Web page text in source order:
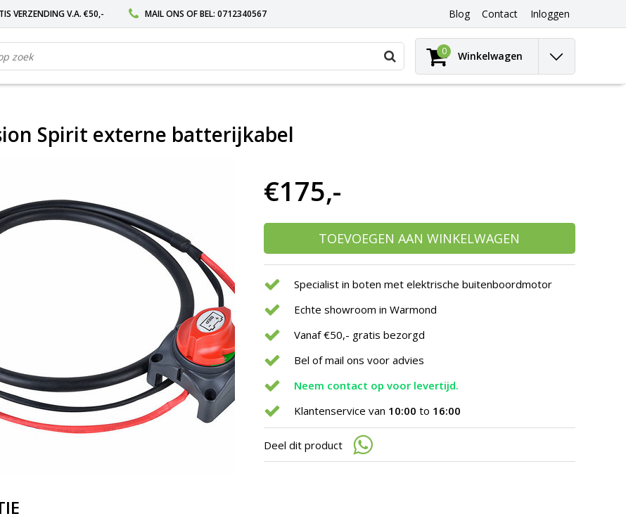
VERZENDING V.A. €50,- MAIL ONS OF BEL: 0712340567 Blog Contact Inloggen
Gebruik
pijltjes
op
op
Enter
naar
geselecteerde
zoekresultaat
te
gaan.
Als
u
aanraaktoetsen
kunt
swipetekens
0 Winkelwagen
Spirit externe batterijkabel
€175,-
TOEVOEGEN AAN WINKELWAGEN
Specialist in boten met elektrische buitenboordmotor
Echte showroom in Warmond
Vanaf €50,- gratis bezorgd
Bel of mail ons voor advies
Neem contact op voor levertijd.
Klantenservice van 10:00 to 16:00
Deel dit product